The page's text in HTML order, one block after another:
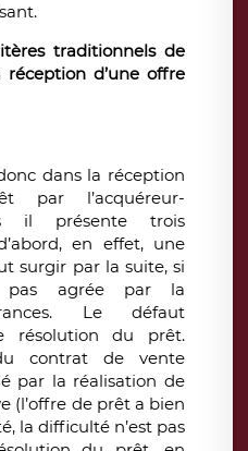
traditionnels de
réception d’une offre
dans la réception
par l’acquéreur-
il présente trois
en effet, une
surgir par la suite, si
pas agrée par la
Le défaut
résolution du prêt.
contrat de vente
par la réalisation de
(l’offre de prêt a bien
la difficulté n’est pas